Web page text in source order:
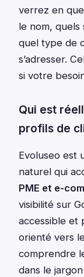
verrez en
le nom, quels
quel type de
s’adresser.
si votre
Qui est
profils de
Evoluseo est
naturel qui
PME et e-
visibilité sur
accessible et
orienté vers
comprendre
dans le